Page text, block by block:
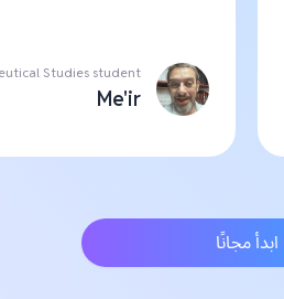
Studies student
Me'ir
ابدأ مجانًا